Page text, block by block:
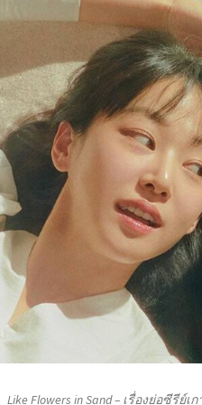
Like Flowers in Sand – เรื่องย่อซีรีย์เ